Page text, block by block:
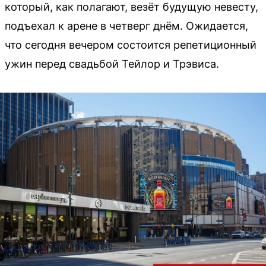
который, как полагают, везёт будущую невесту,
подъехал к арене в четверг днём. Ожидается,
что сегодня вечером состоится репетиционный
ужин перед свадьбой Тейлор и Трэвиса.